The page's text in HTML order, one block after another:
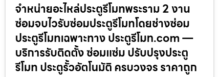
จำหน่ายอะไหล่ประตูรีโมทพระราม 2 งาน
ซ่อมจบไวรับซ่อมประตูรีโมทโดยช่างซ่อม
ประตูรีโมทเฉพาะทาง ประตูรีโมท.com —
บริการรับติดตั้ง ซ่อมแซ่ม ปรับปรุงประตู
รีโมท ประตูรั้วอัตโนมัติ ครบวงจร ราคาถูก